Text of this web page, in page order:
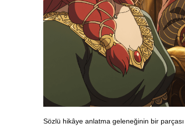
Sözlü hikâye anlatma geleneğinin bir